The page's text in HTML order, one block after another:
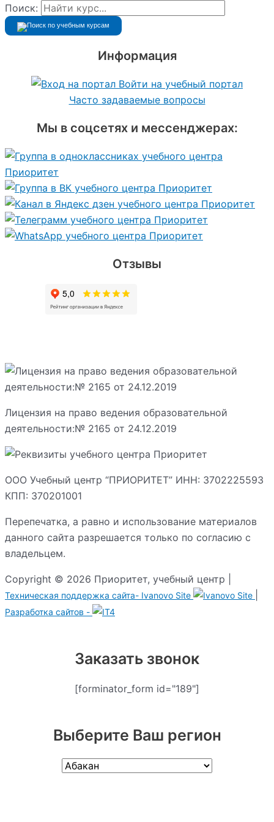
Поиск:
Информация
Войти на учебный портал
Часто задаваемые вопросы
Мы в соцсетях и мессенджерах:
Отзывы
Лицензия на право ведения образовательной
деятельности:№ 2165 от 24.12.2019
ООО Учебный центр “ПРИОРИТЕТ” ИНН: 3702225593
КПП: 370201001
Перепечатка, а равно и использование материалов
данного сайта разрешается только по согласию с
владельцем.
Copyright © 2026 Приоритет, учебный центр |
Техническая поддержка сайта- Ivanovo Site
Разработка сайтов -
Заказать звонок
[forminator_form id="189"]
Выберите Ваш регион